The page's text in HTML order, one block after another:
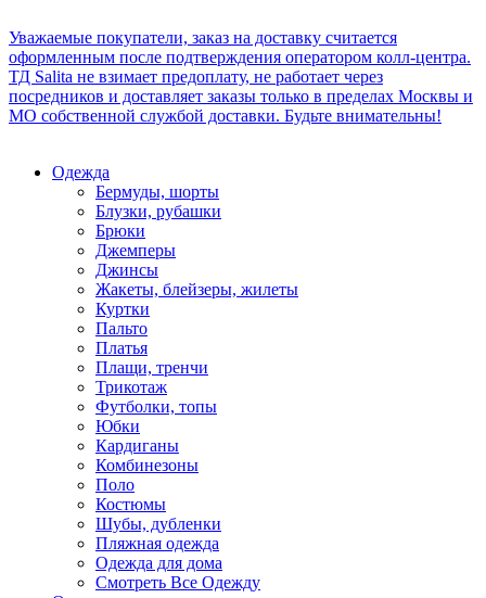
Уважаемые покупатели, заказ на доставку считается
оформленным после подтверждения оператором колл-центра.
ТД Salita не взимает предоплату, не работает через
посредников и доставляет заказы только в пределах Москвы и
МО собственной службой доставки. Будьте внимательны!
Одежда
Бермуды, шорты
Блузки, рубашки
Брюки
Джемперы
Джинсы
Жакеты, блейзеры, жилеты
Куртки
Пальто
Платья
Плащи, тренчи
Трикотаж
Футболки, топы
Юбки
Кардиганы
Комбинезоны
Поло
Костюмы
Шубы, дубленки
Пляжная одежда
Одежда для дома
Смотреть Все Одежду